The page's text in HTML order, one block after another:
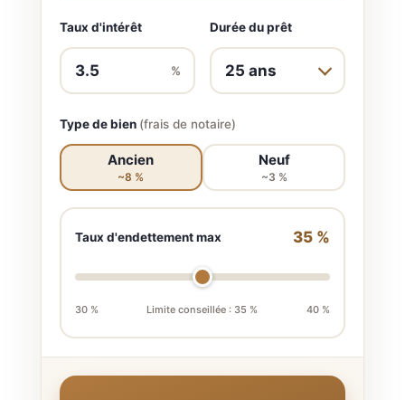
Taux d'intérêt
%
Durée du prêt
Type de bien (frais de notaire)
Ancien
~8 %
Neuf
~3 %
Taux d'endettement max 35%
30 % Limite conseillée : 35 % 40 %